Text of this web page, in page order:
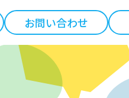
お問い合わせ